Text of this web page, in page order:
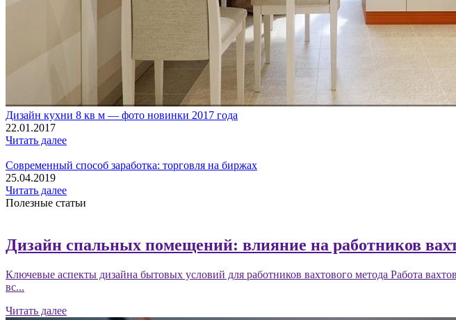
Дизайн кухни 8 кв м — фото новинки 2017 года
22.01.2017
Читать далее
Современный способ заработка: торговля на биржах
25.04.2019
Читать далее
Полезные статьи
Дизайн спальных помещений: влияние на работников
Ключевые аспекты дизайна бытовых условий для работников вахтового метода Работа
вс...
Читать далее